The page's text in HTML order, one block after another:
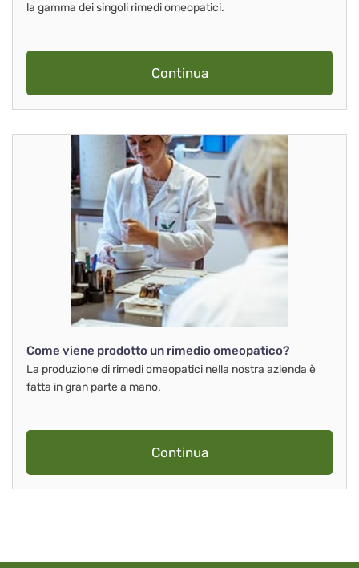
la gamma dei singoli rimedi omeopatici.
Continua
Come viene prodotto un rimedio omeopatico?
La produzione di rimedi omeopatici nella nostra azienda è
fatta in gran parte a mano.
Continua